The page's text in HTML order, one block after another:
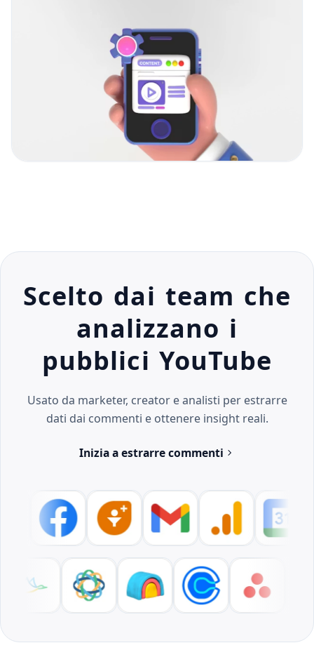
Scelto dai team che
analizzano i
pubblici YouTube
Usato da marketer, creator e analisti per estrarre
dati dai commenti e ottenere insight reali.
Inizia a estrarre commenti